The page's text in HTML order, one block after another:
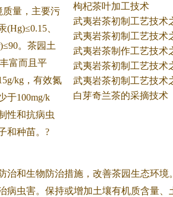
枸杞茶叶加工技术
武夷岩茶初制工艺技术
艺
武夷岩茶初制工艺技术
艺
武夷岩茶制作工艺技术
艺
武夷岩茶初制工艺技术
艺
武夷岩茶初制工艺技术
艺
白芽奇兰茶的采摘技术
质量，主要污
、
。 茶园土
富而且平
kg，有效氮
于100mg/k
性和抗病虫
和种苗。?
和生物防治措施，改善茶园生态环境
病虫害。保持或增加土壤有机质含量、